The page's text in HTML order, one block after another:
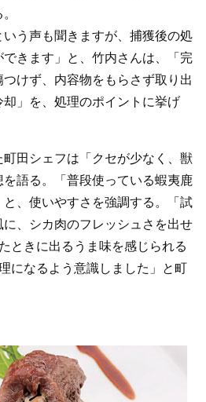
いう声も聞きますが、捕獲後の処
きます」と、竹内さんは、「完
けず、内容物をもらさず取り出
」を、処理のポイントに挙げ
田シェフは「クセが少なく、獣
語る。「普段使っている蝦夷鹿
、使いやすさを強調する。「試
、シカ肉のフレッシュさを出せ
ときに出るうま味を感じられる
になるよう意識しました」と町